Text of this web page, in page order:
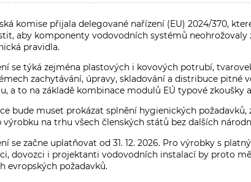
komise přijala delegované nařízení (EU) 2024/370,
aby komponenty vodovodních systémů
pravidla.
se týká zejména plastových i kovových potrubí,
zachytávání, úpravy, skladování a distribuce
a to na základě kombinace modulů EÚ typové zkoušky
bude muset prokázat splnění hygienických
výrobku na trhu všech členských států bez dalších
se začne uplatňovat od 31. 12. 2026. Pro výrobky s
dovozci i projektanti vodovodních instalací by proto
evropských požadavků.